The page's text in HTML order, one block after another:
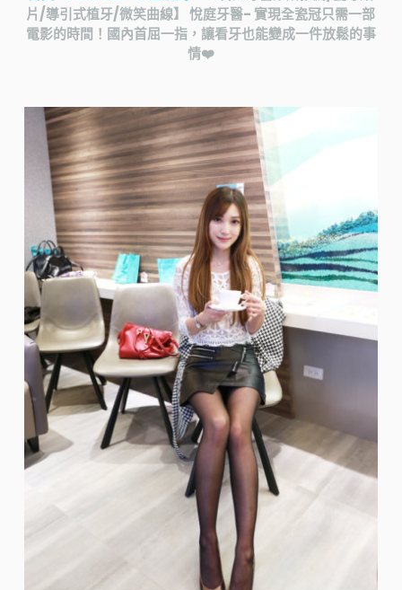
片/導引式植牙/微笑曲線】 悅庭牙醫- 實現全瓷冠只需一部
電影的時間！國內首屈一指，讓看牙也能變成一件放鬆的事
情❤️